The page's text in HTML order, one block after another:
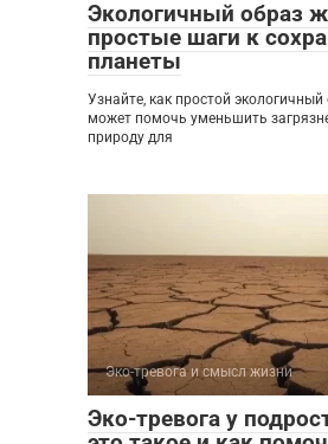
Экологичный образ
простые шаги к
планеты
Узнайте, как простой
может помочь уменьшить
природу для
Эко-тревога и смысл жизни
Эко-тревога у